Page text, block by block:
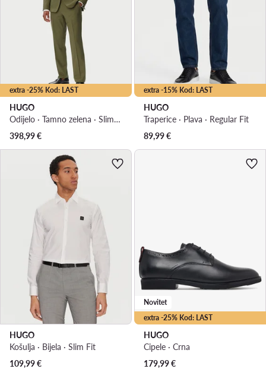
extra -25% Kod: LAST
HUGO
Odijelo · Tamno zelena · Slim Fit
398,99€
extra -15% Kod: LAST
HUGO
Traperice · Plava · Regular Fit
89,99€
HUGO
Košulja · Bijela · Slim Fit
109,99€
extra -25% Kod: LAST
Novitet
HUGO
Cipele · Crna
179,99€